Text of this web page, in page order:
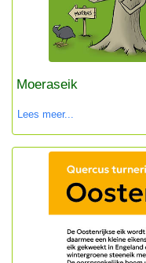
Moeraseik
Lees meer...